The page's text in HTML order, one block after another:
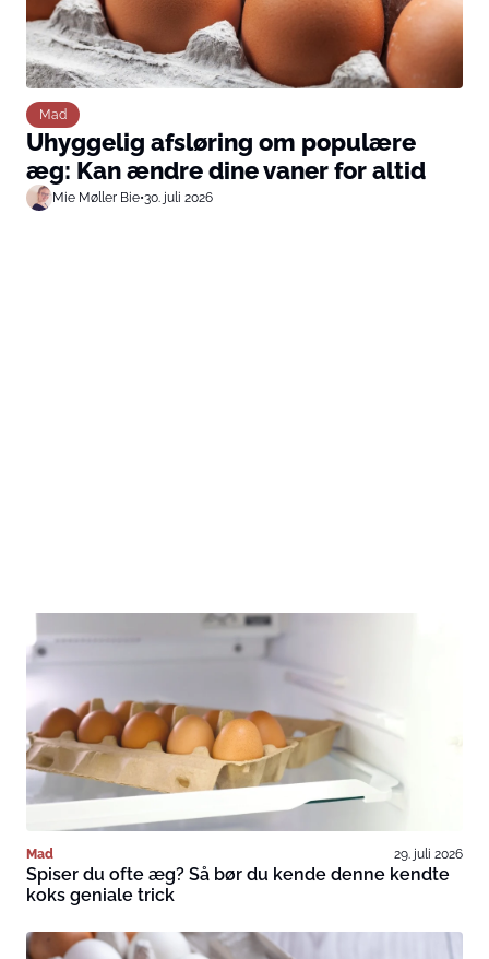
Mad
Uhyggelig afsløring om populære
æg: Kan ændre dine vaner for altid
Mie Møller Bie•30. juli 2026
Mad 29. juli 2026
Spiser du ofte æg? Så bør du kende denne kendte
koks geniale trick